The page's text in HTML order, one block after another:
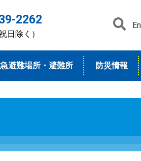
2262
日除く）
避難場所・避難所 防災情報